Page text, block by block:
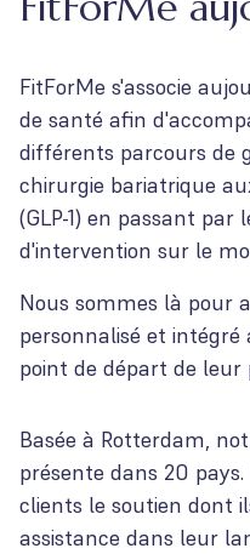
FitForMe s'associe
de santé afin
différents parcours de
chirurgie bariatrique
(GLP-1) en passant par
d'intervention sur le
Nous sommes là pour
personnalisé et
point de départ de leur
Basée à Rotterdam,
présente dans 20
clients le soutien dont
assistance dans leur